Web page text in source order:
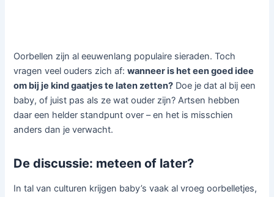
Oorbellen zijn al eeuwenlang populaire sieraden. Toch
vragen veel ouders zich af:wanneer is het een goed idee
om bij je kind gaatjes te laten zetten? Doe je dat al bij een
baby, of juist pas als ze wat ouder zijn? Artsen hebben
daar een helder standpunt over – en het is misschien
anders dan je verwacht.
De discussie: meteen of later?
In tal van culturen krijgen baby’s vaak al vroeg oorbelletjes,